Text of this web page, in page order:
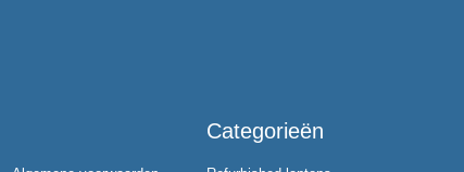
Categorieën